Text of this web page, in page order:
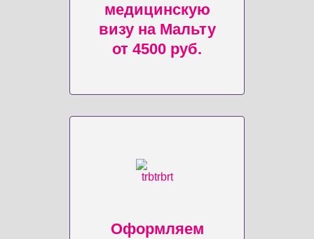
медицинскую
визу на Мальту
от 4500 руб.
Оформляем